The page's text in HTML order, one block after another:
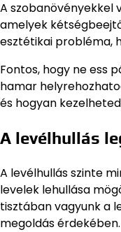
A szobanövényekkel
amelyek
esztétikai probléma,
Fontos, hogy ne ess
hamar
és hogyan
A levélhullás
A levélhullás szinte
levelek lehullása
tisztában vagyunk a
megoldás érdekében.